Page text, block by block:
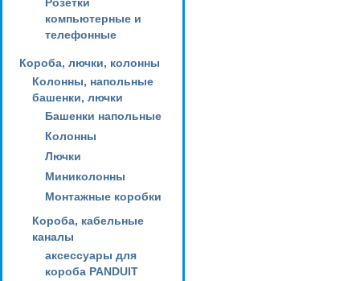
компьютерные и
телефонные
Короба, лючки, колонны
Колонны, напольные
башенки, лючки
Башенки напольные
Колонны
Лючки
Миниколонны
Монтажные коробки
Короба, кабельные
каналы
аксессуары для
короба PANDUIT